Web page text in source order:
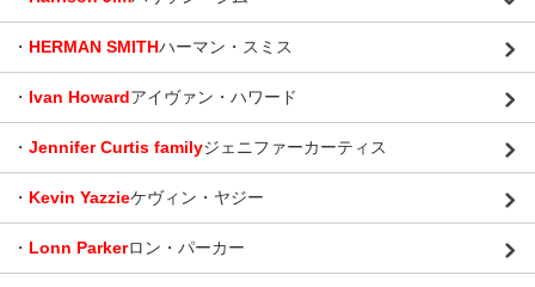
・ HERMAN SMITHハーマン・スミス
・ Ivan Howardアイヴァン・ハワード
・ Jennifer Curtis familyジェニファーカーティス
・ Kevin Yazzieケヴィン・ヤジー
・ Lonn Parkerロン・パーカー